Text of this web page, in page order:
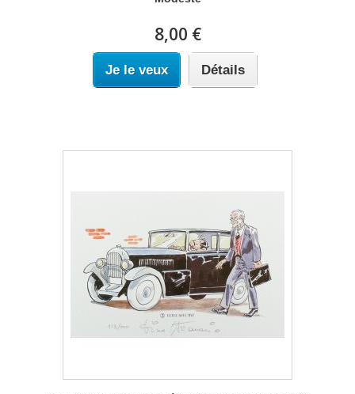
8,00 €
Je le veux Détails